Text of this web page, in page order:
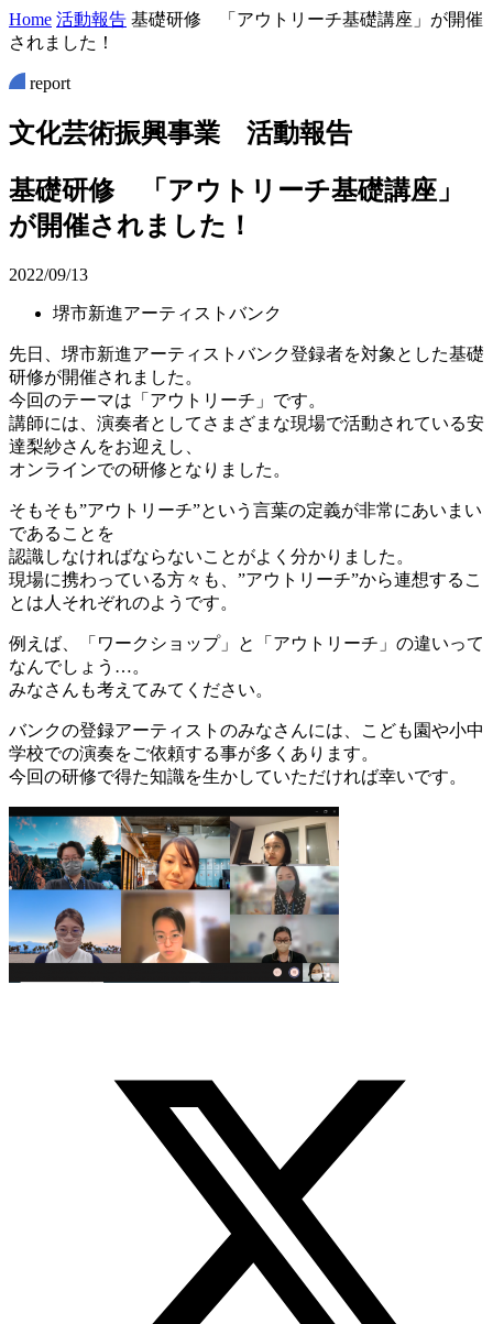
Home 活動報告 基礎研修 「アウトリーチ基礎講座」が開催
されました！
report
文化芸術振興事業 活動報告
基礎研修 「アウトリーチ基礎講座」
が開催されました！
2022/09/13
堺市新進アーティストバンク
先日、堺市新進アーティストバンク登録者を対象とした基礎
研修が開催されました。
今回のテーマは「アウトリーチ」です。
講師には、演奏者としてさまざまな現場で活動されている安
達梨紗さんをお迎えし、
オンラインでの研修となりました。
そもそも”アウトリーチ”という言葉の定義が非常にあいまい
であることを
認識しなければならないことがよく分かりました。
現場に携わっている方々も、”アウトリーチ”から連想するこ
とは人それぞれのようです。
例えば、「ワークショップ」と「アウトリーチ」の違いって
なんでしょう…。
みなさんも考えてみてください。
バンクの登録アーティストのみなさんには、こども園や小中
学校での演奏をご依頼する事が多くあります。
今回の研修で得た知識を生かしていただければ幸いです。